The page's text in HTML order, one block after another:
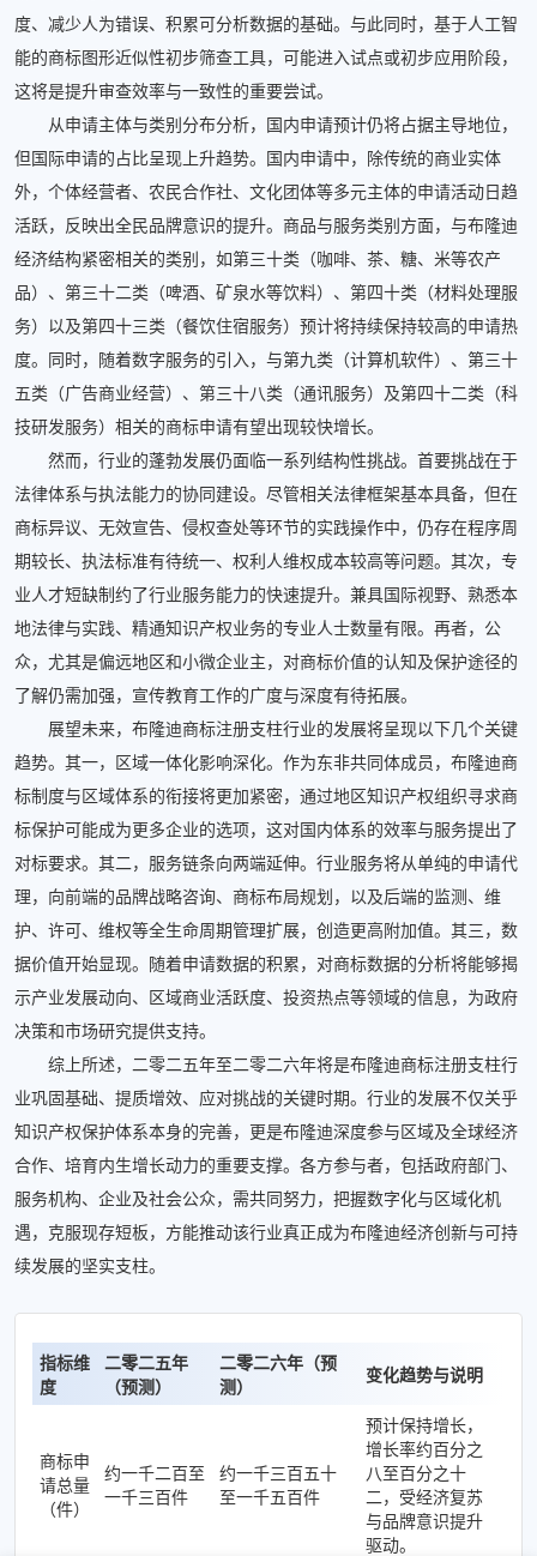
度、减少人为错误、积累可分析数据的基础。与此同时，基于人工智
能的商标图形近似性初步筛查工具，可能进入试点或初步应用阶段，
这将是提升审查效率与一致性的重要尝试。
从申请主体与类别分布分析，国内申请预计仍将占据主导地位，
但国际申请的占比呈现上升趋势。国内申请中，除传统的商业实体
外，个体经营者、农民合作社、文化团体等多元主体的申请活动日趋
活跃，反映出全民品牌意识的提升。商品与服务类别方面，与布隆迪
经济结构紧密相关的类别，如第三十类（咖啡、茶、糖、米等农产
品）、第三十二类（啤酒、矿泉水等饮料）、第四十类（材料处理服
务）以及第四十三类（餐饮住宿服务）预计将持续保持较高的申请热
度。同时，随着数字服务的引入，与第九类（计算机软件）、第三十
五类（广告商业经营）、第三十八类（通讯服务）及第四十二类（科
技研发服务）相关的商标申请有望出现较快增长。
然而，行业的蓬勃发展仍面临一系列结构性挑战。首要挑战在于
法律体系与执法能力的协同建设。尽管相关法律框架基本具备，但在
商标异议、无效宣告、侵权查处等环节的实践操作中，仍存在程序周
期较长、执法标准有待统一、权利人维权成本较高等问题。其次，专
业人才短缺制约了行业服务能力的快速提升。兼具国际视野、熟悉本
地法律与实践、精通知识产权业务的专业人士数量有限。再者，公
众，尤其是偏远地区和小微企业主，对商标价值的认知及保护途径的
了解仍需加强，宣传教育工作的广度与深度有待拓展。
展望未来，布隆迪商标注册支柱行业的发展将呈现以下几个关键
趋势。其一，区域一体化影响深化。作为东非共同体成员，布隆迪商
标制度与区域体系的衔接将更加紧密，通过地区知识产权组织寻求商
标保护可能成为更多企业的选项，这对国内体系的效率与服务提出了
对标要求。其二，服务链条向两端延伸。行业服务将从单纯的申请代
理，向前端的品牌战略咨询、商标布局规划，以及后端的监测、维
护、许可、维权等全生命周期管理扩展，创造更高附加值。其三，数
据价值开始显现。随着申请数据的积累，对商标数据的分析将能够揭
示产业发展动向、区域商业活跃度、投资热点等领域的信息，为政府
决策和市场研究提供支持。
综上所述，二零二五年至二零二六年将是布隆迪商标注册支柱行
业巩固基础、提质增效、应对挑战的关键时期。行业的发展不仅关乎
知识产权保护体系本身的完善，更是布隆迪深度参与区域及全球经济
合作、培育内生增长动力的重要支撑。各方参与者，包括政府部门、
服务机构、企业及社会公众，需共同努力，把握数字化与区域化机
遇，克服现存短板，方能推动该行业真正成为布隆迪经济创新与可持
续发展的坚实支柱。
指标维
度
二零二五年
（预测）
二零二六年（预
测）
变化趋势与说明
商标申
请总量
（件）
约一千二百至
一千三百件
约一千三百五十
至一千五百件
预计保持增长，
增长率约百分之
八至百分之十
二，受经济复苏
与品牌意识提升
驱动。